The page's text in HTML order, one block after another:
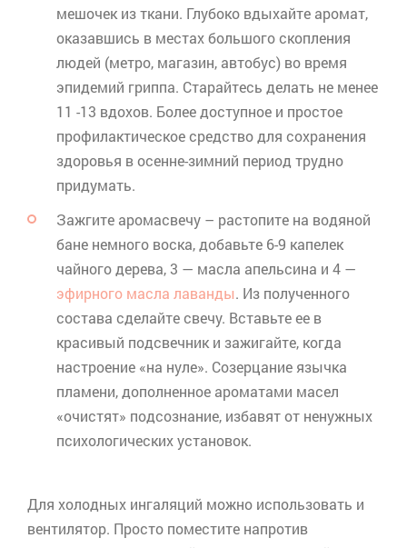
мешочек из ткани. Глубоко вдыхайте аромат,
оказавшись в местах большого скопления
людей (метро, магазин, автобус) во время
эпидемий гриппа. Старайтесь делать не менее
11 -13 вдохов. Более доступное и простое
профилактическое средство для сохранения
здоровья восенне-зимний период трудно
придумать.
Зажгите аромасвечу – растопите на водяной
бане немного воска, добавьте 6-9 капелек
чайного дерева, 3 — масла апельсина и 4 —
эфирного масла лаванды. Из полученного
состава сделайте свечу. Вставьте ее в
красивый подсвечник и зажигайте, когда
настроение «на нуле». Созерцание язычка
пламени, дополненное ароматами масел
«очистят» подсознание, избавят от ненужных
психологических установок.
Для холодных ингаляций можно использовать и
вентилятор. Просто поместите напротив